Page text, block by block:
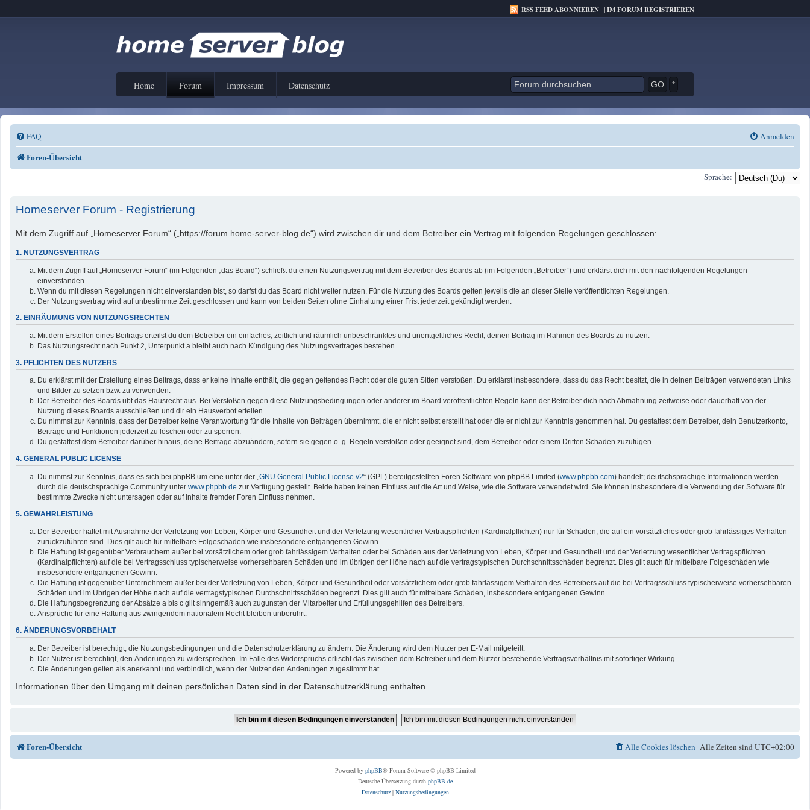
RSS FEED ABONNIEREN |IM FORUM REGISTRIEREN
Home Forum Impressum Datenschutz *
FAQ Anmelden
Foren-Übersicht
Sprache:
Homeserver Forum - Registrierung
Mit dem Zugriff auf „Homeserver Forum“ („https://forum.home-server-blog.de“) wird zwischen dir und dem Betreiber ein Vertrag mit folgenden Regelungen geschlossen:
1. NUTZUNGSVERTRAG
Mit dem Zugriff auf „Homeserver Forum“ (im Folgenden „das Board“) schließt du einen Nutzungsvertrag mit dem Betreiber des Boards ab (im Folgenden „Betreiber“) und erklärst dich mit den nachfolgenden Regelungen
einverstanden.
Wenn du mit diesen Regelungen nicht einverstanden bist, so darfst du das Board nicht weiter nutzen. Für die Nutzung des Boards gelten jeweils die an dieser Stelle veröffentlichten Regelungen.
Der Nutzungsvertrag wird auf unbestimmte Zeit geschlossen und kann von beiden Seiten ohne Einhaltung einer Frist jederzeit gekündigt werden.
2. EINRÄUMUNG VON NUTZUNGSRECHTEN
Mit dem Erstellen eines Beitrags erteilst du dem Betreiber ein einfaches, zeitlich und räumlich unbeschränktes und unentgeltliches Recht, deinen Beitrag im Rahmen des Boards zu nutzen.
Das Nutzungsrecht nach Punkt 2, Unterpunkt a bleibt auch nach Kündigung des Nutzungsvertrages bestehen.
3. PFLICHTEN DES NUTZERS
Du erklärst mit der Erstellung eines Beitrags, dass er keine Inhalte enthält, die gegen geltendes Recht oder die guten Sitten verstoßen. Du erklärst insbesondere, dass du das Recht besitzt, die in deinen Beiträgen verwendeten Links
und Bilder zu setzen bzw. zu verwenden.
Der Betreiber des Boards übt das Hausrecht aus. Bei Verstößen gegen diese Nutzungsbedingungen oder anderer im Board veröffentlichten Regeln kann der Betreiber dich nach Abmahnung zeitweise oder dauerhaft von der
Nutzung dieses Boards ausschließen und dir ein Hausverbot erteilen.
Du nimmst zur Kenntnis, dass der Betreiber keine Verantwortung für die Inhalte von Beiträgen übernimmt, die er nicht selbst erstellt hat oder die er nicht zur Kenntnis genommen hat. Du gestattest dem Betreiber, dein Benutzerkonto,
Beiträge und Funktionen jederzeit zu löschen oder zu sperren.
Du gestattest dem Betreiber darüber hinaus, deine Beiträge abzuändern, sofern sie gegen o. g. Regeln verstoßen oder geeignet sind, dem Betreiber oder einem Dritten Schaden zuzufügen.
4. GENERAL PUBLIC LICENSE
Du nimmst zur Kenntnis, dass es sich bei phpBB um eine unter der „ GNU General Public License v2“ (GPL) bereitgestellten Foren-Software von phpBB Limited (www.phpbb.com) handelt; deutschsprachige Informationen werden
durch die deutschsprachige Community unter www.phpbb.de zur Verfügung gestellt. Beide haben keinen Einfluss auf die Art und Weise, wie die Software verwendet wird. Sie können insbesondere die Verwendung der Software für
bestimmte Zwecke nicht untersagen oder auf Inhalte fremder Foren Einfluss nehmen.
5. GEWÄHRLEISTUNG
Der Betreiber haftet mit Ausnahme der Verletzung von Leben, Körper und Gesundheit und der Verletzung wesentlicher Vertragspflichten (Kardinalpflichten) nur für Schäden, die auf ein vorsätzliches oder grob fahrlässiges Verhalten
zurückzuführen sind. Dies gilt auch für mittelbare Folgeschäden wie insbesondere entgangenen Gewinn.
Die Haftung ist gegenüber Verbrauchern außer bei vorsätzlichem oder grob fahrlässigem Verhalten oder bei Schäden aus der Verletzung von Leben, Körper und Gesundheit und der Verletzung wesentlicher Vertragspflichten
(Kardinalpflichten) auf die bei Vertragsschluss typischerweise vorhersehbaren Schäden und im übrigen der Höhe nach auf die vertragstypischen Durchschnittsschäden begrenzt. Dies gilt auch für mittelbare Folgeschäden wie
insbesondere entgangenen Gewinn.
Die Haftung ist gegenüber Unternehmern außer bei der Verletzung von Leben, Körper und Gesundheit oder vorsätzlichem oder grob fahrlässigem Verhalten des Betreibers auf die bei Vertragsschluss typischerweise vorhersehbaren
Schäden und im Übrigen der Höhe nach auf die vertragstypischen Durchschnittsschäden begrenzt. Dies gilt auch für mittelbare Schäden, insbesondere entgangenen Gewinn.
Die Haftungsbegrenzung der Absätze a bis c gilt sinngemäß auch zugunsten der Mitarbeiter und Erfüllungsgehilfen des Betreibers.
Ansprüche für eine Haftung aus zwingendem nationalem Recht bleiben unberührt.
6. ÄNDERUNGSVORBEHALT
Der Betreiber ist berechtigt, die Nutzungsbedingungen und die Datenschutzerklärung zu ändern. Die Änderung wird dem Nutzer per E-Mail mitgeteilt.
Der Nutzer ist berechtigt, den Änderungen zu widersprechen. Im Falle des Widerspruchs erlischt das zwischen dem Betreiber und dem Nutzer bestehende Vertragsverhältnis mit sofortiger Wirkung.
Die Änderungen gelten als anerkannt und verbindlich, wenn der Nutzer den Änderungen zugestimmt hat.
Informationen über den Umgang mit deinen persönlichen Daten sind in der Datenschutzerklärung enthalten.
Foren-Übersicht Alle Zeiten sindUTC+02:00
Alle Cookies löschen
Powered by phpBB® Forum Software © phpBB Limited
Deutsche Übersetzung durch phpBB.de
Datenschutz| Nutzungsbedingungen